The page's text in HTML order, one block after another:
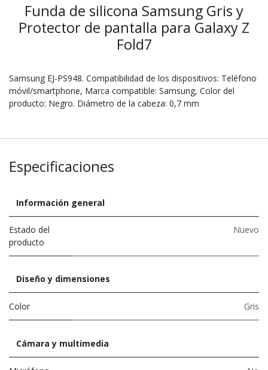
Funda de silicona Samsung Gris y
Protector de pantalla para Galaxy Z
Fold7
Samsung EJ-PS948. Compatibilidad de los dispositivos: Teléfono
móvil/smartphone, Marca compatible: Samsung, Color del
producto: Negro. Diámetro de la cabeza: 0,7 mm
Especificaciones
Información general
Estado del
producto
Nuevo
Diseño y dimensiones
Color Gris
Cámara y multimedia